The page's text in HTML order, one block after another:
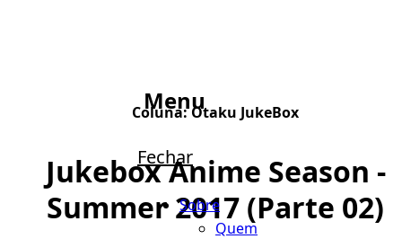
Menu
Fechar
Sobre
Quem
Coluna:Otaku JukeBox
Jukebox Anime Season -
Summer 2017 (Parte 02)